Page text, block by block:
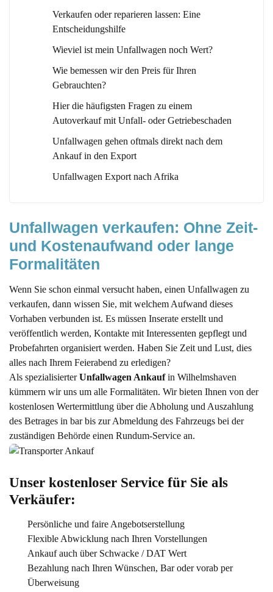
Verkaufen oder reparieren lassen: Eine
Entscheidungshilfe
Wieviel ist mein Unfallwagen noch Wert?
Wie bemessen wir den Preis für Ihren
Gebrauchten?
Hier die häufigsten Fragen zu einem
Autoverkauf mit Unfall- oder Getriebeschaden
Unfallwagen gehen oftmals direkt nach dem
Ankauf in den Export
Unfallwagen Export nach Afrika
Unfallwagen verkaufen: Ohne Zeit-
und Kostenaufwand oder lange
Formalitäten
Wenn Sie schon einmal versucht haben, einen Unfallwagen zu
verkaufen, dann wissen Sie, mit welchem Aufwand dieses
Vorhaben verbunden ist. Es müssen Inserate erstellt und
veröffentlich werden, Kontakte mit Interessenten gepflegt und
Probefahrten organisiert werden. Haben Sie Zeit und Lust, dies
alles nach Ihrem Feierabend zu erledigen?
Als spezialisierterUnfallwagen Ankaufin Wilhelmshaven
kümmern wir uns um alle Formalitäten. Wir bieten Ihnen von der
kostenlosen Wertermittlung über die Abholung und Auszahlung
des Betrages in bar bis zur Abmeldung des Fahrzeugs bei der
zuständigen Behörde einen Rundum-Service an.
Unser kostenloser Service für Sie als
Verkäufer:
Persönliche und faire Angebotserstellung
Flexible Abwicklung nach Ihren Vorstellungen
Ankauf auch über Schwacke / DAT Wert
Bezahlung nach Ihren Wünschen, Bar oder vorab per
Überweisung